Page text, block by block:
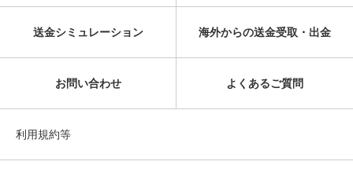
送金シミュレーション 海外からの送金受取・出金
お問い合わせ よくあるご質問
利用規約等